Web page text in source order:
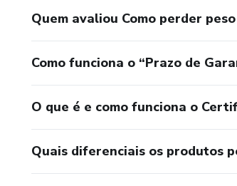
Quem avaliou Como perder
Como funciona o “Prazo de
O que é e como funciona o
Quais diferenciais os produtos